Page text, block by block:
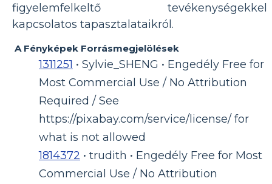
figyelemfelkeltő tevékenységekkel
kapcsolatos tapasztalataikról.
A Fényképek Forrásmegjelölések
1311251 • Sylvie_SHENG • Engedély Free for
Most Commercial Use / No Attribution
Required / See
https://pixabay.com/service/license/ for
what is not allowed
1814372 • trudith • Engedély Free for Most
Commercial Use / No Attribution